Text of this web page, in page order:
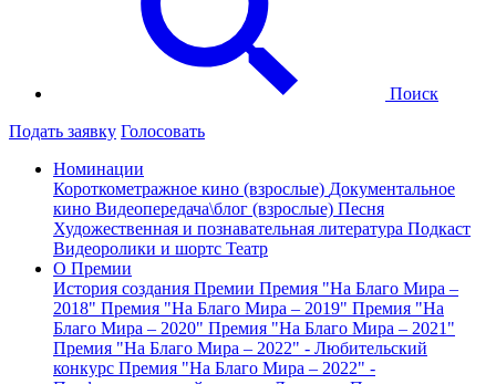
Поиск
Подать заявку Голосовать
Номинации
Короткометражное кино (взрослые) Документальное
кино Видеопередача\блог (взрослые) Песня
Художественная и познавательная литература Подкаст
Видеоролики и шортс Театр
О Премии
История создания Премии Премия "На Благо Мира –
2018" Премия "На Благо Мира – 2019" Премия "На
Благо Мира – 2020" Премия "На Благо Мира – 2021"
Премия "На Благо Мира – 2022" - Любительский
конкурс Премия "На Благо Мира – 2022" -